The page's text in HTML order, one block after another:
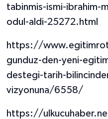
tabinmis-ismi-ibrahim-
odul-aldi-25272.html
https://
gunduz-den-yeni-
destegi-tarih-
vizyonuna/6558/
https://